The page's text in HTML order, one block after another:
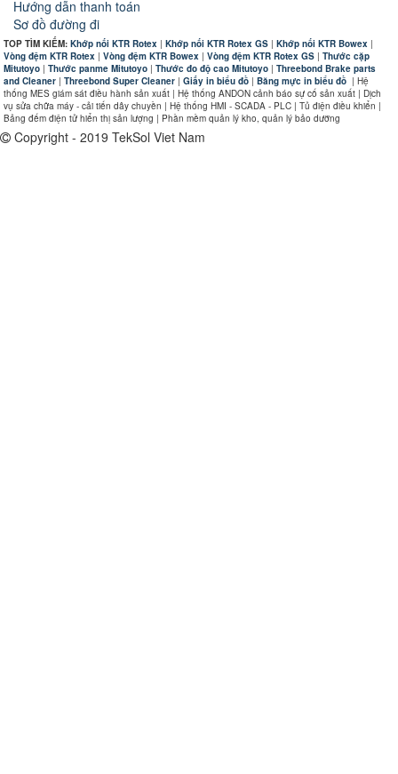
Hướng dẫn thanh toán
Sơ đồ đường đi
TOP TÌM KIẾM:Khớp nối KTR Rotex |Khớp nối KTR Rotex GS |Khớp nối KTR Bowex |
Vòng đệm KTR Rotex | Vòng đệm KTR Bowex |Vòng đệm KTR Rotex GS |Thước cặp
Mitutoyo |Thước panme Mitutoyo |Thước đo độ cao Mitutoyo |Threebond Brake parts
and Cleaner |Threebond Super Cleaner |Giấy in biểu đồ |Băng mực in biểu đồ | Hệ
thống MES giám sát điều hành sản xuất | Hệ thống ANDON cảnh báo sự cố sản xuất | Dịch
vụ sửa chữa máy - cải tiến dây chuyền | Hệ thống HMI - SCADA - PLC | Tủ điện điều khiển |
Bảng đếm điện tử hiển thị sản lượng | Phần mềm quản lý kho, quản lý bảo dưỡng
Copyright - 2019 TekSol Viet Nam